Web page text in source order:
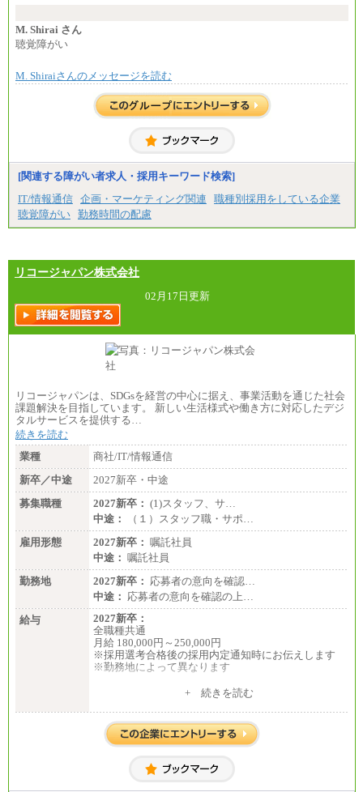
※上記に加え、所定労働時間外に勤務をした場
※試用期間中も給与に変更はございません。
＜募集各社・全職種共通＞
月給21万円以上～
※試用期間中の給与に変更はありません。
ます。
M. Shirai さん
聴覚障がい
M. Shiraiさんのメッセージを読む
[関連する障がい者求人・採用キーワード検索]
IT/情報通信 企画・マーケティング関連
職種別採用をしている企業
聴覚障がい 勤務時間の配慮
リコージャパン株式会社
02月17日更新
リコージャパンは、SDGsを経営の中心に据え、事業活動を通じた社会
課題解決を目指しています。 新しい生活様式や働き方に対応したデジ
タルサービスを提供する…
続きを読む
業種
商社/IT/情報通信
新卒／中途
2027新卒・中途
募集職種
2027新卒： (1)スタッフ、サ…
中途：
（１）スタッフ職・サポ…
雇用形態
2027新卒： 嘱託社員
中途： 嘱託社員
勤務地
2027新卒： 応募者の意向を確認…
中途： 応募者の意向を確認の上…
給与
2027新卒：
全職種共通
月給 180,000円～250,000円
※採用選考合格後の採用内定通知時にお伝えします
※勤務地によって異なります
月給 200,000円～250,000円
入社時の処遇は経験・能力を考慮の上、当社規程に
より決定します。
お伝えします。
+ 続きを読む